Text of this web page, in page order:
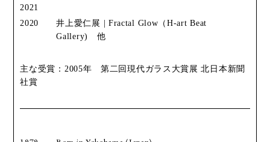
2021
2020
井上愛仁展 | Fractal Glow（H-art Beat
Gallery) 他
主な受賞：2005年 第二回現代ガラス大賞展 北日本新聞
社賞